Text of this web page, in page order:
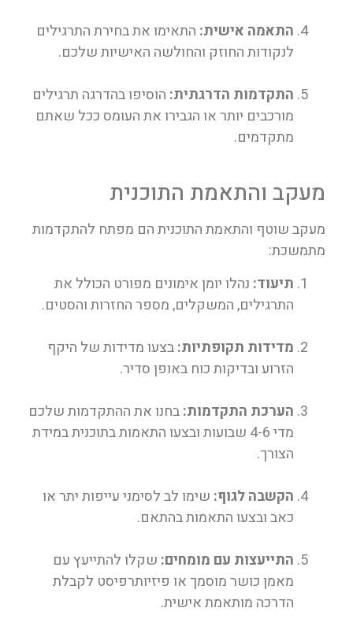
התאמה אישית: התאימו את בחירת התרגילים
לנקודות החוזק והחולשה האישיות שלכם.
התקדמות הדרגתית: הוסיפו בהדרגה תרגילים
מורכבים יותר או הגבירו את העומס ככל שאתם
מתקדמים.
מעקב והתאמת התוכנית
מעקב שוטף והתאמת התוכנית הם מפתח להתקדמות
מתמשכת:
תיעוד: נהלו יומן אימונים מפורט הכולל את
התרגילים, המשקלים, מספר החזרות והסטים.
מדידות תקופתיות:בצעו מדידות של היקף
הזרוע ובדיקות כוח באופן סדיר.
הערכת התקדמות:בחנו את ההתקדמות שלכם
מדי 4-6 שבועות ובצעו התאמות בתוכנית במידת
הצורך.
הקשבה לגוף: שימו לב לסימני עייפות יתר או
כאב ובצעו התאמות בהתאם.
התייעצות עם מומחים: שקלו להתייעץ עם
מאמן כושר מוסמך או פיזיותרפיסט לקבלת
הדרכה מותאמת אישית.